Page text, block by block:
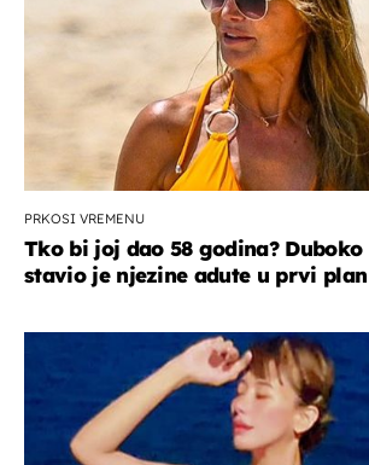
PRKOSI VREMENU
Tko bi joj dao 58 godina?
stavio je njezine adute u prvi plan